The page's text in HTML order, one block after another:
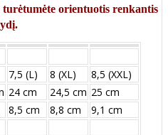
orientuotis renkantis
7,5 (L) 8 (XL)
8,5 (XXL)
24 cm 24,5 cm 25 cm
8,5 cm 8,8 cm
9,1 cm